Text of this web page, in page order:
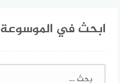
ابحث في الموسوعة
البحث